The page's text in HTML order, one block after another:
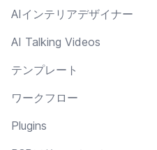
AIインテリアデザイナー
AI Talking Videos
テンプレート
ワークフロー
Plugins